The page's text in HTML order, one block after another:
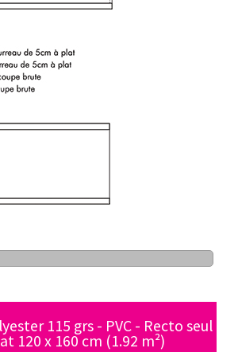
115 grs - PVC - Recto seul
120 x 160 cm (1.92 m²)